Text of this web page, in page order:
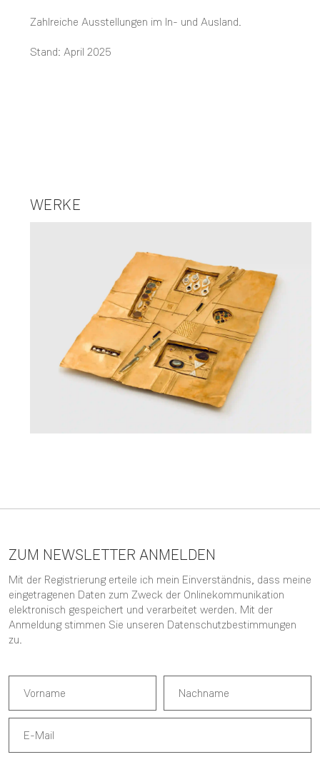
Zahlreiche Ausstellungen im In- und Ausland.
Stand: April 2025
WERKE
ZUM NEWSLETTER ANMELDEN
Mit der Registrierung erteile ich mein Einverständnis, dass meine
eingetragenen Daten zum Zweck der Onlinekommunikation
elektronisch gespeichert und verarbeitet werden. Mit der
Anmeldung stimmen Sie unseren Datenschutzbestimmungen
zu.